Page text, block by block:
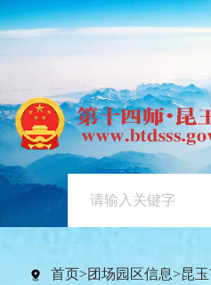
首页>团场园区信息>昆